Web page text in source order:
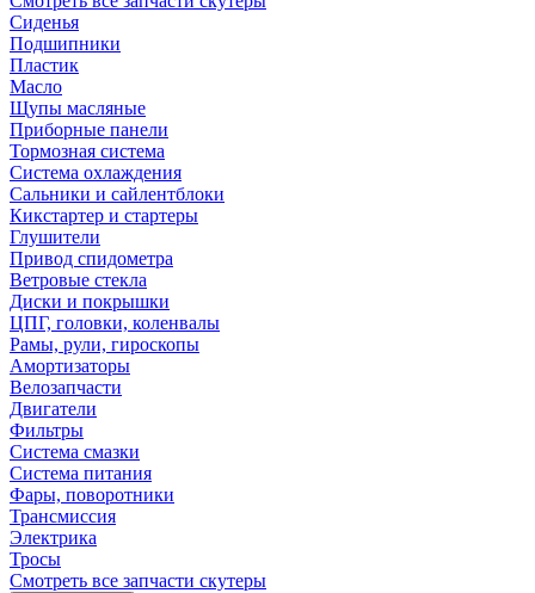
Сиденья
Подшипники
Пластик
Масло
Щупы масляные
Приборные панели
Тормозная система
Система охлаждения
Сальники и сайлентблоки
Кикстартер и стартеры
Глушители
Привод спидометра
Ветровые стекла
Диски и покрышки
ЦПГ, головки, коленвалы
Рамы, рули, гироскопы
Амортизаторы
Велозапчасти
Двигатели
Фильтры
Система смазки
Система питания
Фары, поворотники
Трансмиссия
Электрика
Тросы
Смотреть все запчасти скутеры